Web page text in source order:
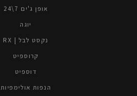
אופן ג'ים 7\24
יוגה
נקסט לבל | RX
קרוספיט
דוספיט
הנפות אולימפיות